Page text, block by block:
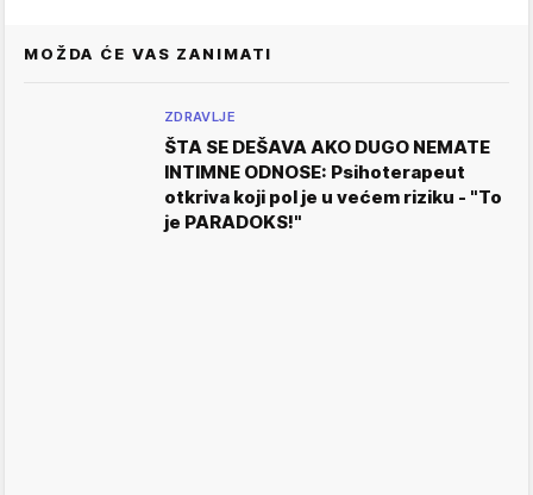
MOŽDA ĆE VAS ZANIMATI
ZDRAVLJE
ŠTA SE DEŠAVA AKO DUGO NEMATE
INTIMNE ODNOSE: Psihoterapeut
otkriva koji pol je u većem riziku - "To
je PARADOKS!"